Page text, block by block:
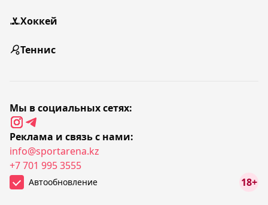
Хоккей
Теннис
Мы в социальных сетях:
Реклама и связь с нами:
info@sportarena.kz
+7 701 995 3555
Автообновление 18+